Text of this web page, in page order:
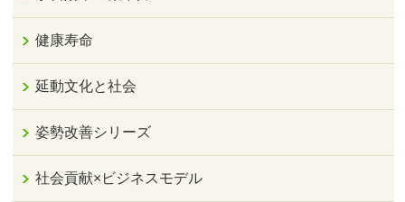
健康寿命
延動文化と社会
姿勢改善シリーズ
社会貢献×ビジネスモデル